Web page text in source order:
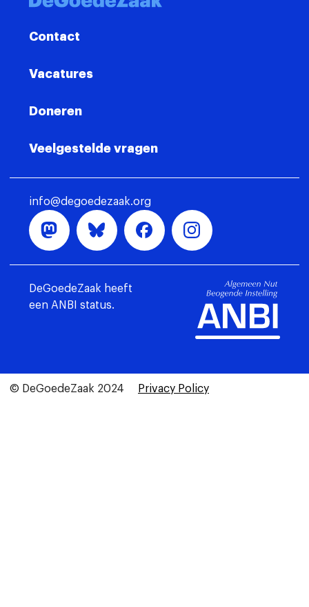
Contact
Vacatures
Doneren
Veelgestelde vragen
info@degoedezaak.org
DeGoedeZaak heeft
een ANBI status.
© DeGoedeZaak 2024 Privacy Policy